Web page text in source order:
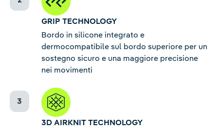
GRIP TECHNOLOGY
Bordo in silicone integrato e
dermocompatibile sul bordo superiore per un
sostegno sicuro e una maggiore precisione
nei movimenti
3D AIRKNIT TECHNOLOGY